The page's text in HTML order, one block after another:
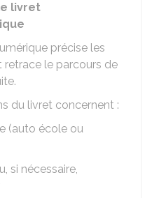
livret
précise les
le parcours de
du livret concernent :
(auto école ou
si nécessaire,